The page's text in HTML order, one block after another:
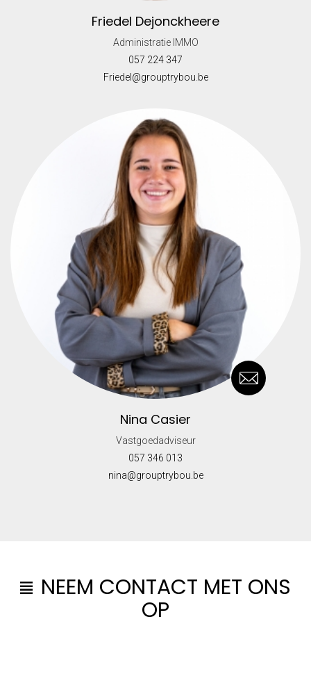
Friedel Dejonckheere
Administratie IMMO
057 224 347
Friedel@grouptrybou.be
Nina Casier
Vastgoedadviseur
057 346 013
nina@grouptrybou.be
NEEM CONTACT MET ONS
OP